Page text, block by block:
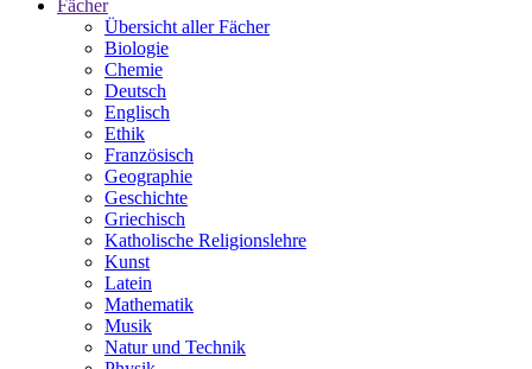
Fächer
Übersicht aller Fächer
Biologie
Chemie
Deutsch
Englisch
Ethik
Französisch
Geographie
Geschichte
Griechisch
Katholische Religionslehre
Kunst
Latein
Mathematik
Musik
Natur und Technik